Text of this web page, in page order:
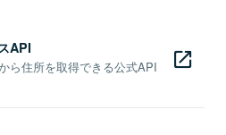
API
ら住所を取得できる公式API